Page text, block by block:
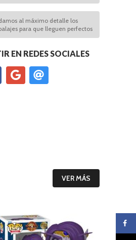
al máximo detalle los
para que lleguen perfectos
EN REDES SOCIALES
VER MÁS